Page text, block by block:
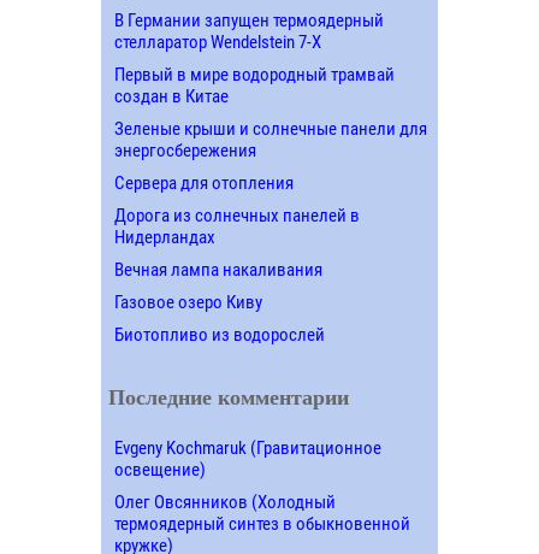
В Германии запущен термоядерный
стелларатор Wendelstein 7-X
Первый в мире водородный трамвай
создан в Китае
Зеленые крыши и солнечные панели для
энергосбережения
Сервера для отопления
Дорога из солнечных панелей в
Нидерландах
Вечная лампа накаливания
Газовое озеро Киву
Биотопливо из водорослей
Последние комментарии
Evgeny Kochmaruk (Гравитационное
освещение)
Олег Овсянников (Холодный
термоядерный синтез в обыкновенной
кружке)